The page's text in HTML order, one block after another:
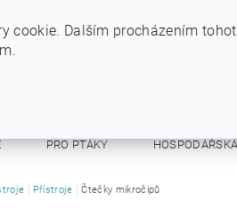
PRO PTÁKY
OSTATNÍ
Přístroje Čtečky mikročipů
cookie. Dalším procházením